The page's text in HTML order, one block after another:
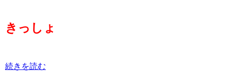
きっしょ
続きを読む